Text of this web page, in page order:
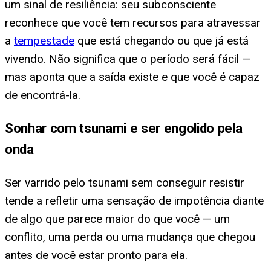
um sinal de resiliência: seu subconsciente
reconhece que você tem recursos para atravessar
a tempestade que está chegando ou que já está
vivendo. Não significa que o período será fácil —
mas aponta que a saída existe e que você é capaz
de encontrá-la.
Sonhar com tsunami e ser engolido pela
onda
Ser varrido pelo tsunami sem conseguir resistir
tende a refletir uma sensação de impotência diante
de algo que parece maior do que você — um
conflito, uma perda ou uma mudança que chegou
antes de você estar pronto para ela.